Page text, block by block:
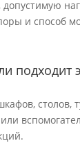
и способ
подходит
столов,